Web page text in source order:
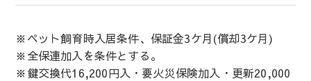
※ペット飼育時入居条件、保証金3ケ月(償却3ケ月)
※全保連加入を条件とする。
※鍵交換代16,200円入・要火災保険加入・更新20,000